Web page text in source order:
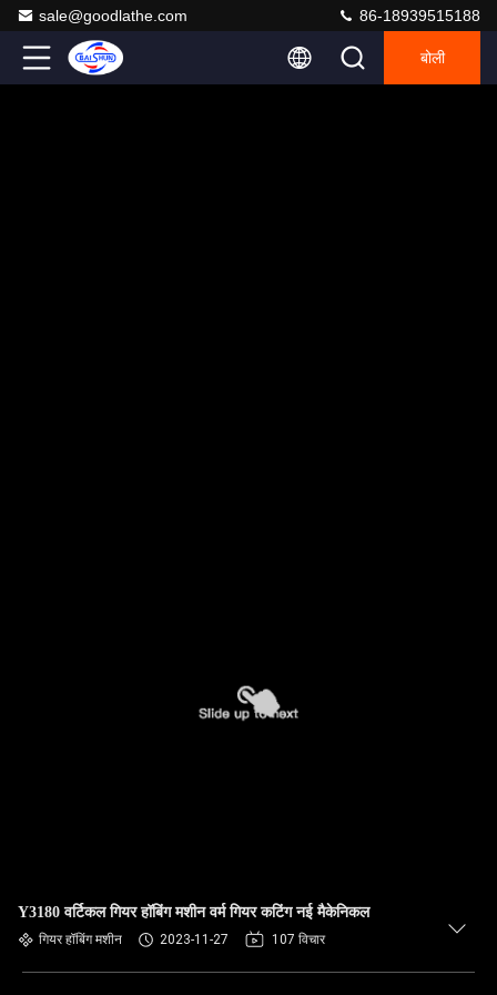
sale@goodlathe.com 86-18939515188
बोली
Y3180 वर्टिकल गियर हॉबिंग मशीन वर्म गियर कटिंग नई मैकेनिकल
गियर हॉबिंग मशीन 2023-11-27 107 विचार